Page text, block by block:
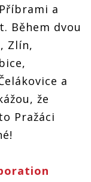
Minute a
Prago
Union
jedou na
Pražskej
teplárenskej
sjezd
březnu
a
Během dvou
Zlín,
a
že
Pražáci